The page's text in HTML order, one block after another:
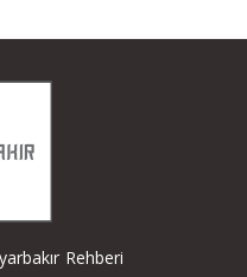
Rehberi